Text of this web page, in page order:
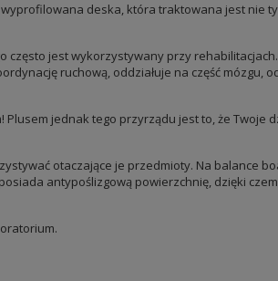
deska, która traktowana jest nie
często jest wykorzystywany przy
ruchową, oddziałuje na część mózgu,
jednak tego przyrządu jest to, że Twoje
otaczające je przedmioty. Na balance
antypoślizgową powierzchnię, dzięki